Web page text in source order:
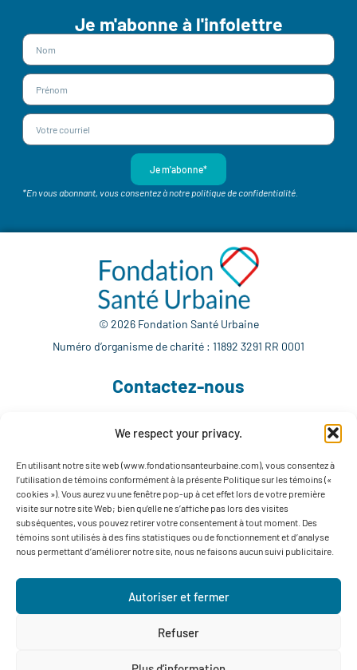
We respect your privacy.
En utilisant notre site web (www.fondationsanteurbaine.com), vous consentez à
l’utilisation de témoins conformément à la présente Politique sur les témoins («
cookies »). Vous aurez vu une fenêtre pop-up à cet effet lors de votre première
visite sur notre site Web; bien qu’elle ne s’affiche pas lors des visites
subséquentes, vous pouvez retirer votre consentement à tout moment. Des
témoins sont utilisés à des fins statistiques ou de fonctionnement et d’analyse
nous permettant d’améliorer notre site, nous ne faisons aucun suivi publicitaire.
Autoriser et fermer
Refuser
Je m'abonne à l'infolettre
Je m'abonne*
*En vous abonnant, vous consentez à notre politique de confidentialité.
© 2026 Fondation Santé Urbaine
Numéro d’organisme de charité : 11892 3291 RR 0001
Contactez-nous
info@fondationsanteurbaine.com
1560 rue Sherbrooke Est, local F-1123
Montréal, QC H2L 4M1
Suivez-nous